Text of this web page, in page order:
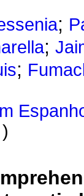
;
;
;
)